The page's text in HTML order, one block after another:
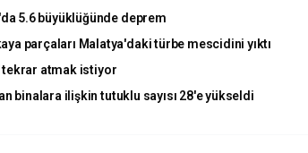
5.6 büyüklüğünde deprem
parçaları Malatya'daki türbe mescidini yıktı
tekrar atmak istiyor
binalara ilişkin tutuklu sayısı 28'e yükseldi